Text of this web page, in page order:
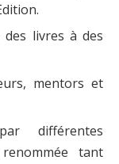
livres à des
mentors et
différentes
tant